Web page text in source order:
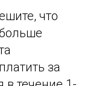
что
за